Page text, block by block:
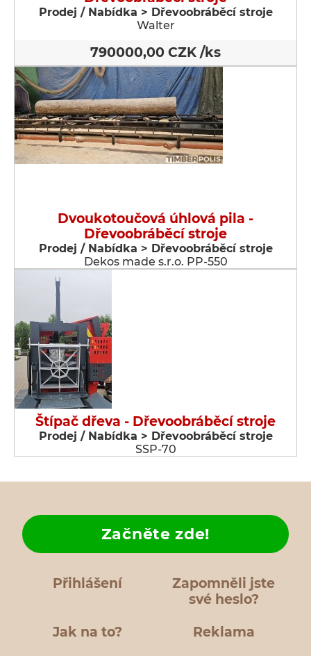
Prodej / Nabídka > Dřevoobráběcí stroje
Walter
790000,00 CZK /ks
Dvoukotoučová úhlová pila -
Dřevoobráběcí stroje
Prodej / Nabídka > Dřevoobráběcí stroje
Dekos made s.r.o. PP-550
Štípač dřeva - Dřevoobráběcí stroje
Prodej / Nabídka > Dřevoobráběcí stroje
SSP-70
Přihlášení
Zapomněli jste
své heslo?
Jak na to?
Začněte zde!
Reklama